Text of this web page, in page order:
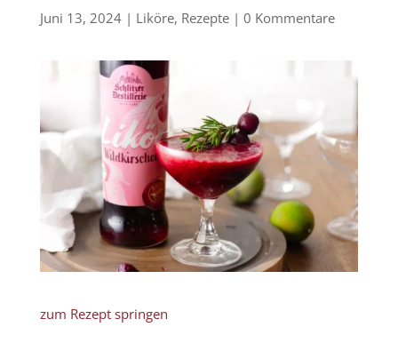
Juni 13, 2024| Liköre, Rezepte| 0 Kommentare
zum Rezept springen